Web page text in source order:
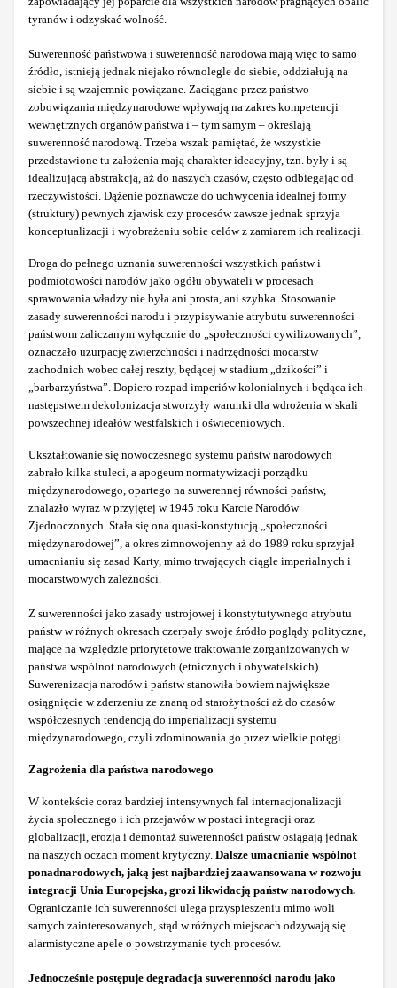
tyranów i odzyskać wolność.
Suwerenność państwowa i suwerenność narodowa mają więc to samo
źródło, istnieją jednak niejako równolegle do siebie, oddziałują na
siebie i są wzajemnie powiązane. Zaciągane przez państwo
zobowiązania międzynarodowe wpływają na zakres kompetencji
wewnętrznych organów państwa i – tym samym – określają
suwerenność narodową. Trzeba wszak pamiętać, że wszystkie
przedstawione tu założenia mają charakter ideacyjny, tzn. były i są
idealizującą abstrakcją, aż do naszych czasów, często odbiegając od
rzeczywistości. Dążenie poznawcze do uchwycenia idealnej formy
(struktury) pewnych zjawisk czy procesów zawsze jednak sprzyja
konceptualizacji i wyobrażeniu sobie celów z zamiarem ich realizacji.
Droga do pełnego uznania suwerenności wszystkich państw i
podmiotowości narodów jako ogółu obywateli w procesach
sprawowania władzy nie była ani prosta, ani szybka. Stosowanie
zasady suwerenności narodu i przypisywanie atrybutu suwerenności
państwom zaliczanym wyłącznie do „społeczności cywilizowanych”,
oznaczało uzurpację zwierzchności i nadrzędności mocarstw
zachodnich wobec całej reszty, będącej w stadium „dzikości” i
„barbarzyństwa”. Dopiero rozpad imperiów kolonialnych i będąca ich
następstwem dekolonizacja stworzyły warunki dla wdrożenia w skali
powszechnej ideałów westfalskich i oświeceniowych.
Ukształtowanie się nowoczesnego systemu państw narodowych
zabrało kilka stuleci, a apogeum normatywizacji porządku
międzynarodowego, opartego na suwerennej równości państw,
znalazło wyraz w przyjętej w 1945 roku Karcie Narodów
Zjednoczonych. Stała się ona quasi-konstytucją „społeczności
międzynarodowej”, a okres zimnowojenny aż do 1989 roku sprzyjał
umacnianiu się zasad Karty, mimo trwających ciągle imperialnych i
mocarstwowych zależności.
Z suwerenności jako zasady ustrojowej i konstytutywnego atrybutu
państw w różnych okresach czerpały swoje źródło poglądy polityczne,
mające na względzie priorytetowe traktowanie zorganizowanych w
państwa wspólnot narodowych (etnicznych i obywatelskich).
Suwerenizacja narodów i państw stanowiła bowiem największe
osiągnięcie w zderzeniu ze znaną od starożytności aż do czasów
współczesnych tendencją do imperializacji systemu
międzynarodowego, czyli zdominowania go przez wielkie potęgi.
Zagrożenia dla państwa narodowego
W kontekście coraz bardziej intensywnych fal internacjonalizacji
życia społecznego i ich przejawów w postaci integracji oraz
globalizacji, erozja i demontaż suwerenności państw osiągają jednak
na naszych oczach moment krytyczny. Dalsze umacnianie wspólnot
ponadnarodowych, jaką jest najbardziej zaawansowana w rozwoju
integracji Unia Europejska, grozi likwidacją państw narodowych.
Ograniczanie ich suwerenności ulega przyspieszeniu mimo woli
samych zainteresowanych, stąd w różnych miejscach odzywają się
alarmistyczne apele o powstrzymanie tych procesów.
Jednocześnie postępuje degradacja suwerenności narodu jako